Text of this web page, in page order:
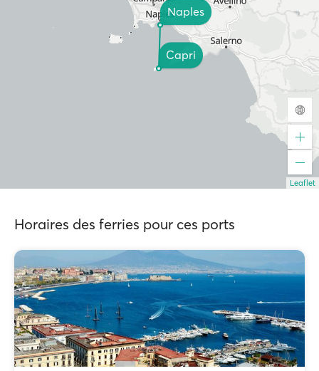
Naples
Capri
Leaflet
Horaires des ferries pour ces ports